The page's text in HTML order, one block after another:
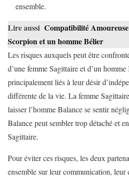
ensemble.
Lire aussi Compatibilité
Scorpion et un homme Bélier
Les risques auxquels peut être
d’une femme Sagittaire et d’un
principalement liés à leur désir
différente de la vie. La femme
laisser l’homme Balance se sentir
Balance peut sembler trop détaché et
Sagittaire.
Pour éviter ces risques, les deux
ensemble sur leur communication,